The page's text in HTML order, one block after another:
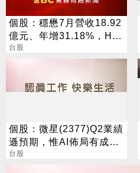
個股：穩懋7月營收18.92
億元、年增31.18%，H2
旺季到來，雙成長引擎啟
台股
個股：微星(2377)Q2業績
遜預期，惟AI佈局有成股
價震盪走多，週一大拉尾
台股